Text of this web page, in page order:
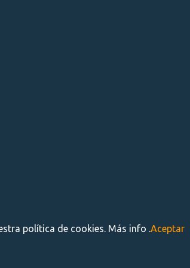
política de cookies. Más info . Aceptar